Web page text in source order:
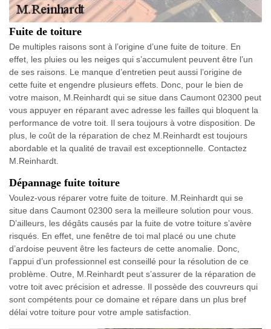
Fuite de toiture
De multiples raisons sont à l’origine d’une fuite de toiture. En
effet, les pluies ou les neiges qui s’accumulent peuvent être l’un
de ses raisons. Le manque d’entretien peut aussi l’origine de
cette fuite et engendre plusieurs effets. Donc, pour le bien de
votre maison, M.Reinhardt qui se situe dans Caumont 02300 peut
vous appuyer en réparant avec adresse les failles qui bloquent la
performance de votre toit. Il sera toujours à votre disposition. De
plus, le coût de la réparation de chez M.Reinhardt est toujours
abordable et la qualité de travail est exceptionnelle. Contactez
M.Reinhardt.
Dépannage fuite toiture
Voulez-vous réparer votre fuite de toiture. M.Reinhardt qui se
situe dans Caumont 02300 sera la meilleure solution pour vous.
D’ailleurs, les dégâts causés par la fuite de votre toiture s’avère
risqués. En effet, une fenêtre de toi mal placé ou une chute
d’ardoise peuvent être les facteurs de cette anomalie. Donc,
l’appui d’un professionnel est conseillé pour la résolution de ce
problème. Outre, M.Reinhardt peut s’assurer de la réparation de
votre toit avec précision et adresse. Il possède des couvreurs qui
sont compétents pour ce domaine et répare dans un plus bref
délai votre toiture pour votre ample satisfaction.